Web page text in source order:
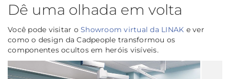
Dê uma olhada em volta
Você pode visitar o Showroom virtual da LINAK e ver
como o design da Cadpeople transformou os
componentes ocultos em heróis visíveis.